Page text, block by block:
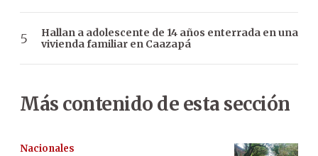
Hallan a adolescente de 14 años enterrada en una
vivienda familiar en Caazapá
Más contenido de esta sección
Nacionales